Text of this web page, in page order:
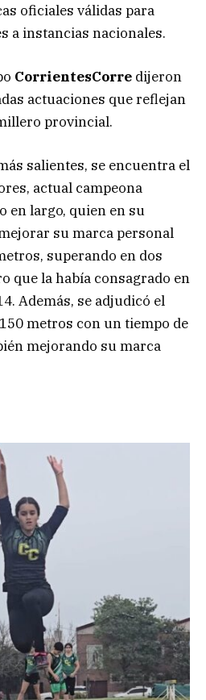
oficiales válidas para
a instancias nacionales.
CorrientesCorre dijeron
actuaciones que reflejan
provincial.
salientes, se encuentra el
actual campeona
en largo, quien en su
su marca personal
superando en dos
que la había consagrado en
Además, se adjudicó el
metros con un tiempo de
mejorando su marca